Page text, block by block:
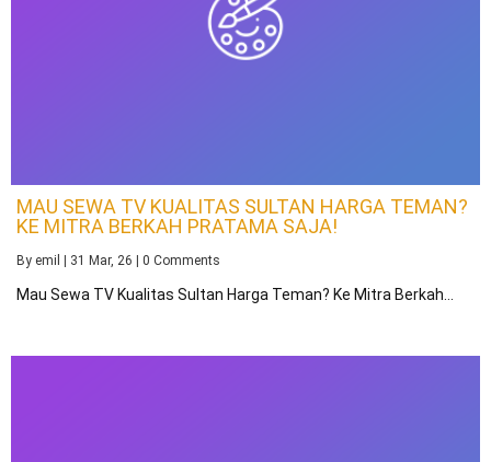
MAU SEWA TV KUALITAS SULTAN HARGA TEMAN?
KE MITRA BERKAH PRATAMA SAJA!
By emil 31 Mar, 26 0 Comments
Mau Sewa TV Kualitas Sultan Harga Teman? Ke Mitra Berkah…